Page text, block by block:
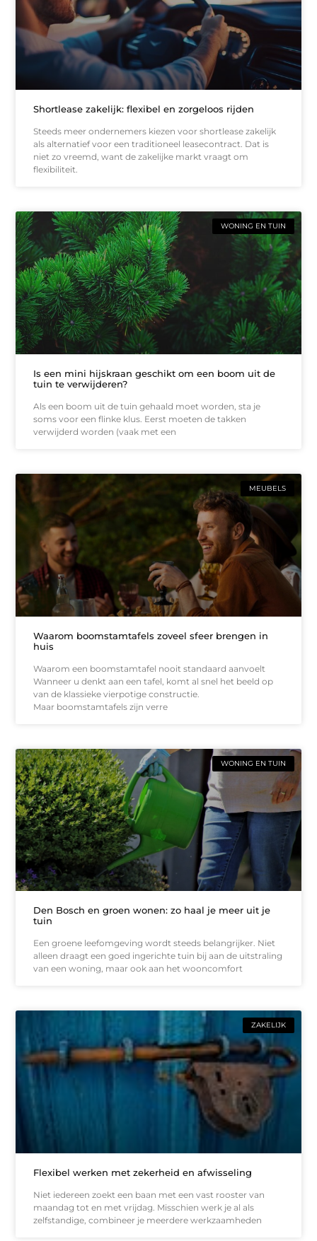
Shortlease zakelijk: flexibel en zorgeloos rijden
Steeds meer ondernemers kiezen voor shortlease zakelijk
als alternatief voor een traditioneel leasecontract. Dat is
niet zo vreemd, want de zakelijke markt vraagt om
flexibiliteit.
WONING EN TUIN
Is een mini hijskraan geschikt om een boom uit de
tuin te verwijderen?
Als een boom uit de tuin gehaald moet worden, sta je
soms voor een flinke klus. Eerst moeten de takken
verwijderd worden (vaak met een
MEUBELS
Waarom boomstamtafels zoveel sfeer brengen in
huis
Waarom een boomstamtafel nooit standaard aanvoelt
Wanneer u denkt aan een tafel, komt al snel het beeld op
van de klassieke vierpotige constructie.
Maar boomstamtafels zijn verre
WONING EN TUIN
Den Bosch en groen wonen: zo haal je meer uit je
tuin
Een groene leefomgeving wordt steeds belangrijker. Niet
alleen draagt een goed ingerichte tuin bij aan de uitstraling
van een woning, maar ook aan het wooncomfort
ZAKELIJK
Flexibel werken met zekerheid en afwisseling
Niet iedereen zoekt een baan met een vast rooster van
maandag tot en met vrijdag. Misschien werk je al als
zelfstandige, combineer je meerdere werkzaamheden